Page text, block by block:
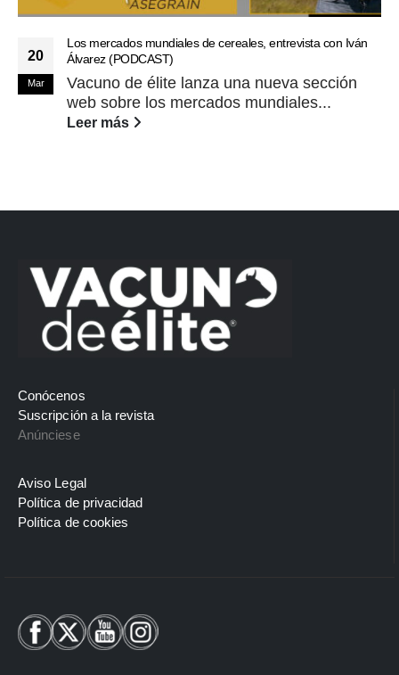
20
Mar
Los mercados mundiales de cereales, entrevista con Iván
Álvarez (PODCAST)
Vacuno de élite lanza una nueva sección
web sobre los mercados mundiales...
Leer más
Conócenos
Suscripción a la revista
Anúnciese
Aviso Legal
Política de privacidad
Política de cookies